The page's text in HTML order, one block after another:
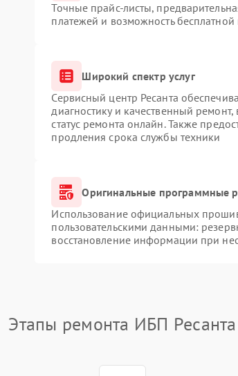
Точные прайс-листы,
платежей и возможность
Широкий спектр услуг
Сервисный центр Ресанта
диагностику и качественный
статус ремонта онлайн. Также
продления срока службы техники
Оригинальные программные
Использование официальных
пользовательскими данными:
восстановление информации при
Этапы ремонта ИБП Ресанта